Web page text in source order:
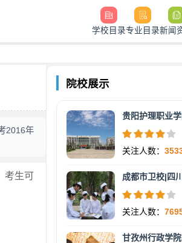
学校目录专业目录新闻
2016年
考生可
院校展示
贵阳护理职业
关注人数：
成都市卫校|四
关注人数：
甘孜州行政学院